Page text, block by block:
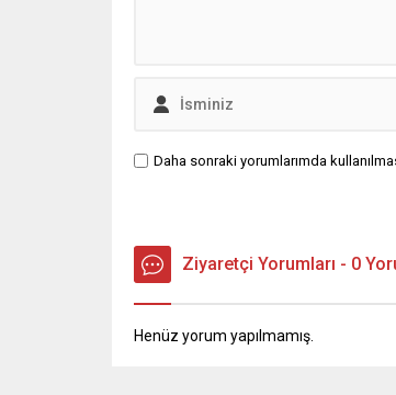
Daha sonraki yorumlarımda
Ziyaretçi Yorumları - 0
Henüz yorum yapılmamış.